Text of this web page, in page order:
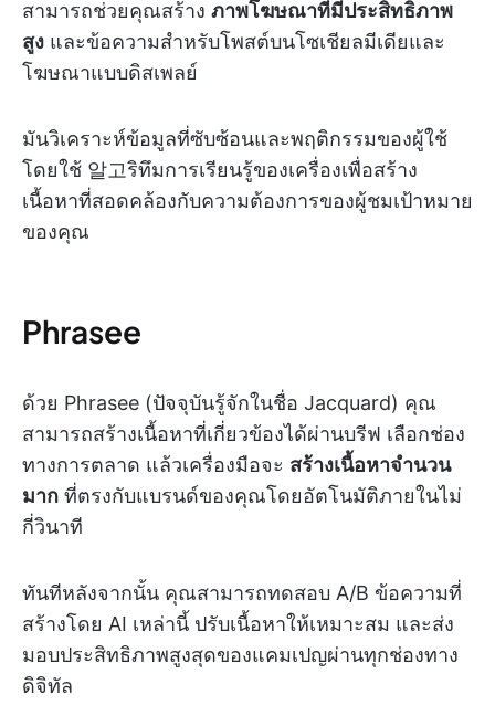
สามารถช่วยคุณสร้าง ภาพโฆษณาที่มีประสิทธิภาพ
สูง และข้อความสำหรับโพสต์บนโซเชียลมีเดียและ
โฆษณาแบบดิสเพลย์
มันวิเคราะห์ข้อมูลที่ซับซ้อนและพฤติกรรมของผู้ใช้
โดยใช้ 알고ริทึมการเรียนรู้ของเครื่องเพื่อสร้าง
เนื้อหาที่สอดคล้องกับความต้องการของผู้ชมเป้าหมาย
ของคุณ
Phrasee
ด้วย Phrasee (ปัจจุบันรู้จักในชื่อ Jacquard) คุณ
สามารถสร้างเนื้อหาที่เกี่ยวข้องได้ผ่านบรีฟ เลือกช่อง
ทางการตลาด แล้วเครื่องมือจะ สร้างเนื้อหาจำนวน
มาก ที่ตรงกับแบรนด์ของคุณโดยอัตโนมัติภายในไม่
กี่วินาที
ทันทีหลังจากนั้น คุณสามารถทดสอบ A/B ข้อความที่
สร้างโดย AI เหล่านี้ ปรับเนื้อหาให้เหมาะสม และส่ง
มอบประสิทธิภาพสูงสุดของแคมเปญผ่านทุกช่องทาง
ดิจิทัล